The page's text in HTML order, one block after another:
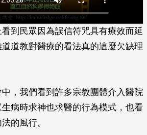
到民眾因為誤信符咒具有療效而延
道教對醫療的看法真的這麼欠缺理
，我們看到許多宗教團體介入醫院
病時求神也求醫的行為模式，也看
的風行。